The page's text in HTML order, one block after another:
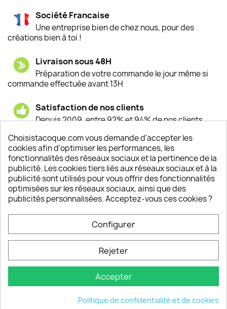
Société Francaise
Une entreprise bien de chez nous, pour des
créations bien à toi !
Livraison sous 48H
Préparation de votre commande le jour même si
commande effectuée avant 13H
Satisfaction de nos clients
Depuis 2009, entre 92% et 94% de nos clients
Un SAV à votre écoute
Notre SAV est disponible 6/7J de 10h à 18H
INFORMATIONS 
VOTRE COMPTE 
INFORMATIONS keyboard_arrow_down
Choisistacoque.com vous demande d'accepter les
cookies afin d'optimiser les performances, les
fonctionnalités des réseaux sociaux et la pertinence de la
publicité. Les cookies tiers liés aux réseaux sociaux et à la
publicité sont utilisés pour vous offrir des fonctionnalités
optimisées sur les réseaux sociaux, ainsi que des
publicités personnalisées. Acceptez-vous ces cookies ?
Configurer
Rejeter
Accepter
Politique de confidentialité et de cookies